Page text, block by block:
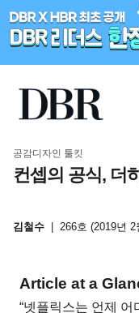
공감디자인 툴킷
컨셉의 공식, 더
김철수 266호 (2019년
Article at a
“넷플릭스는 언제